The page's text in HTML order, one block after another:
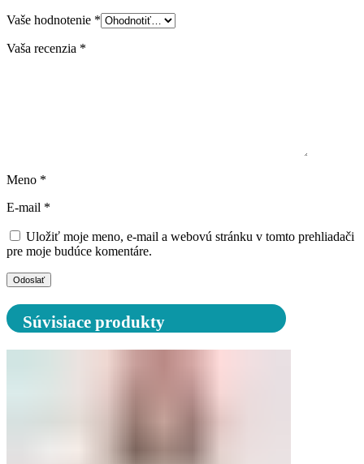
Vaše hodnotenie *
Vaša recenzia *
Meno *
E-mail *
Uložiť moje meno, e-mail a webovú stránku v tomto prehliadači
pre moje budúce komentáre.
Súvisiace produkty